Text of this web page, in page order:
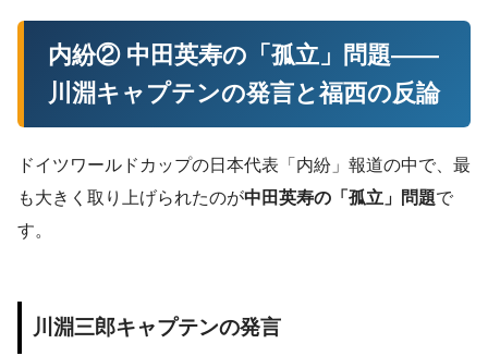
内紛② 中田英寿の「孤立」問題——
川淵キャプテンの発言と福西の反論
ドイツワールドカップの日本代表「内紛」報道の中で、最
も大きく取り上げられたのが中田英寿の「孤立」問題で
す。
川淵三郎キャプテンの発言